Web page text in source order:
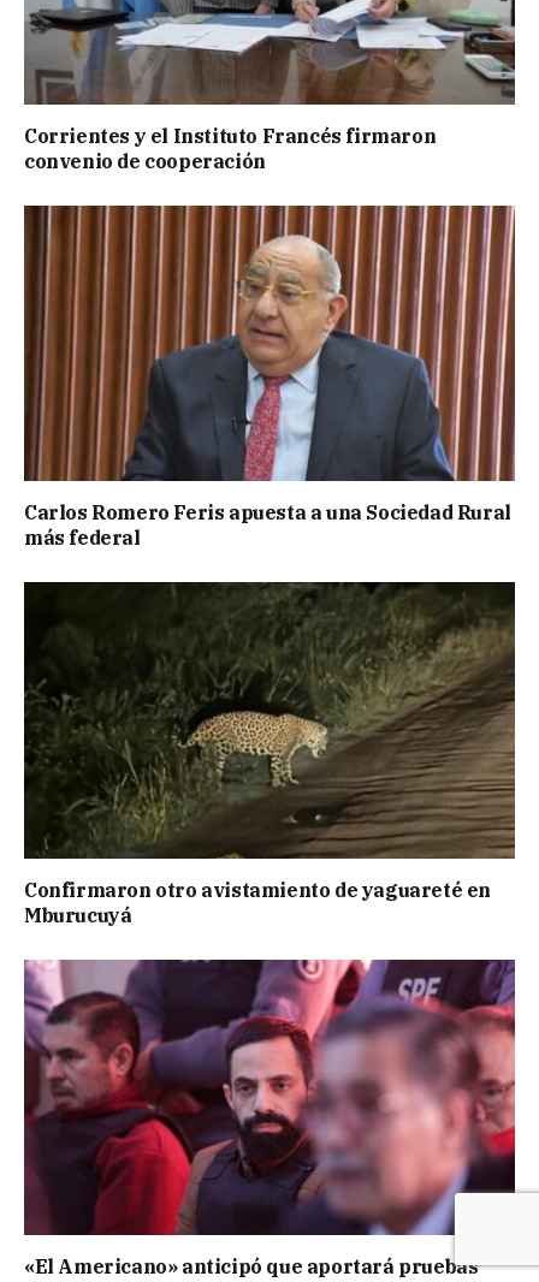
Corrientes y el Instituto Francés firmaron
convenio de cooperación
Carlos Romero Feris apuesta a una Sociedad Rural
más federal
Confirmaron otro avistamiento de yaguareté en
Mburucuyá
«El Americano» anticipó que aportará pruebas